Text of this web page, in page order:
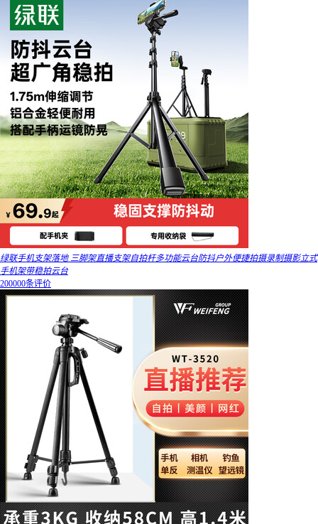
绿联手机支架落地 三脚架直播支架自拍杆多功能云台防抖户外便捷拍摄录制摄影立式
手机架带稳拍云台
200000条评价